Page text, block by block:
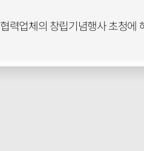
협력업체의 창립기념행사 초청에